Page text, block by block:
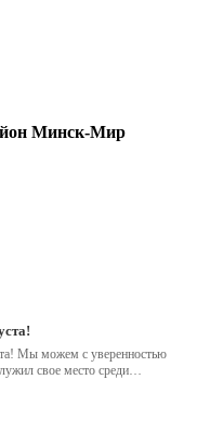
Минск-Мир
Мы можем с уверенностью
свое место среди